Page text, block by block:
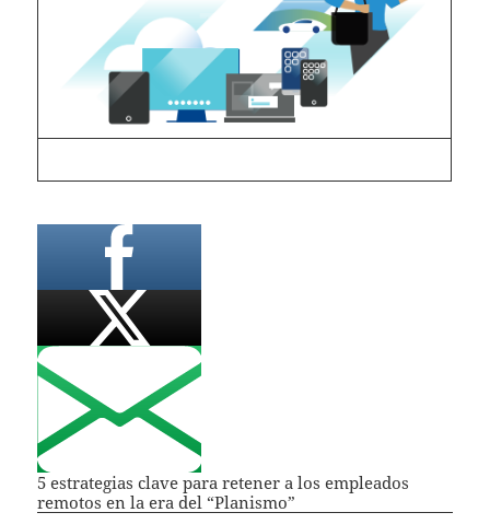
5 estrategias clave para retener a los empleados
remotos en la era del “Planismo”